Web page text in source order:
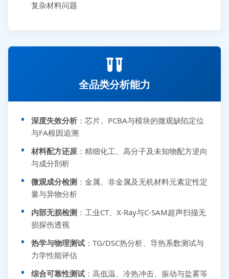
复杂材料问题
全品类分析能力
深度失效分析 ：芯片、PCBA与模块的微观缺陷定位
与FA根因追溯
材料配方还原 ：精细化工、高分子及未知物配方逆向
与成分剖析
微观成分检测 ：金属、非金属及无机材料元素定性定
量与异物分析
内部无损检测 ：工业CT、X-Ray与C-SAM超声扫描无
损探伤透视
热学与物理测试 ：TG/DSC热分析、导热系数测试与
力学性能评估
综合可靠性测试 ：高低温、冷热冲击、振动与盐雾等